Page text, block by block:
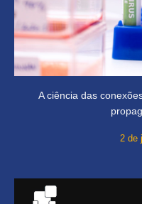
A ciência das
2 de